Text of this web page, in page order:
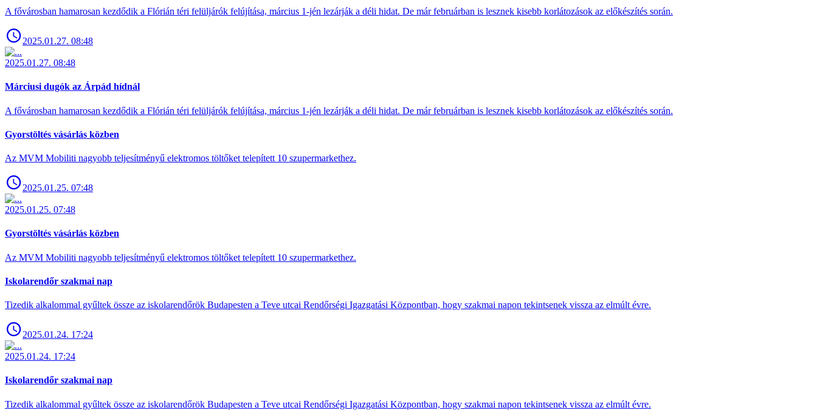
A fővárosban hamarosan kezdődik a Flórián téri felüljárók felújítása, március 1-jén lezárják a déli hidat. De már februárban is lesznek kisebb korlátozások az előkészítés során.
2025.01.27. 08:48
2025.01.27. 08:48
Márciusi dugók az Árpád hídnál
A fővárosban hamarosan kezdődik a Flórián téri felüljárók felújítása, március 1-jén lezárják a déli hidat. De már februárban is lesznek kisebb korlátozások az előkészítés során.
Gyorstöltés vásárlás közben
Az MVM Mobiliti nagyobb teljesítményű elektromos töltőket telepített 10 szupermarkethez.
2025.01.25. 07:48
2025.01.25. 07:48
Gyorstöltés vásárlás közben
Az MVM Mobiliti nagyobb teljesítményű elektromos töltőket telepített 10 szupermarkethez.
Iskolarendőr szakmai nap
Tizedik alkalommal gyűltek össze az iskolarendőrök Budapesten a Teve utcai Rendőrségi Igazgatási Központban, hogy szakmai napon tekintsenek vissza az elmúlt évre.
2025.01.24. 17:24
2025.01.24. 17:24
Iskolarendőr szakmai nap
Tizedik alkalommal gyűltek össze az iskolarendőrök Budapesten a Teve utcai Rendőrségi Igazgatási Központban, hogy szakmai napon tekintsenek vissza az elmúlt évre.